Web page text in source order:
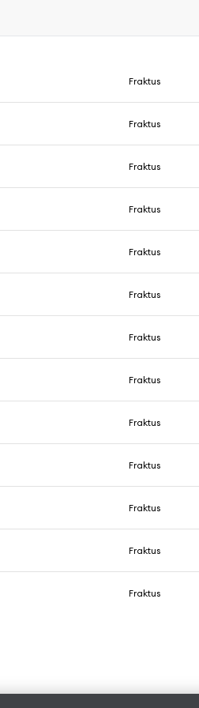
Fraktus
Fraktus
Fraktus
Fraktus
Fraktus
Fraktus
Fraktus
Fraktus
Fraktus
Fraktus
Fraktus
Fraktus
Fraktus